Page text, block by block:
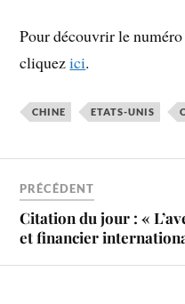
Pour découvrir le
cliquezici.
CHINE ETATS-UNIS
PRÉCÉDENT
Citation du jour : «
et financier